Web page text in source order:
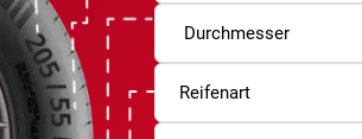
Durchmesser
Reifenart